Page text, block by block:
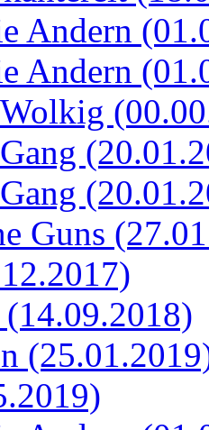
Andern
Andern
Guns